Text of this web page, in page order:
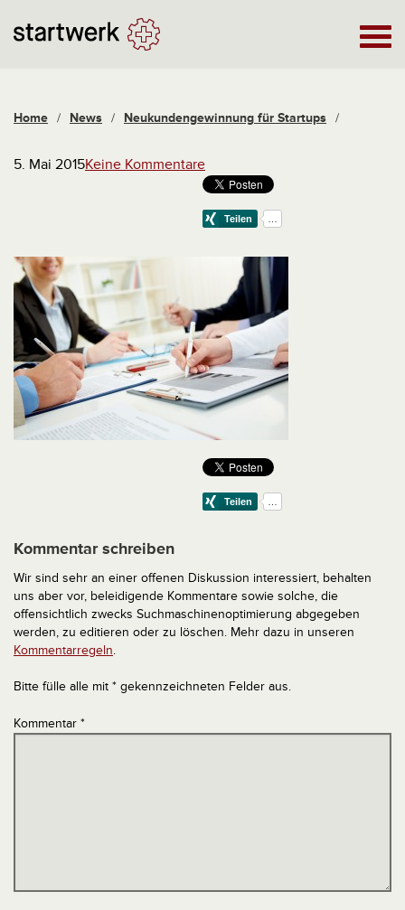
Home / News / Neukundengewinnung für Startups /
5. Mai 2015Keine Kommentare
Kommentar schreiben
Wir sind sehr an einer offenen Diskussion interessiert, behalten
uns aber vor, beleidigende Kommentare sowie solche, die
offensichtlich zwecks Suchmaschinenoptimierung abgegeben
werden, zu editieren oder zu löschen. Mehr dazu in unseren
Kommentarregeln.
Bitte fülle alle mit * gekennzeichneten Felder aus.
Kommentar *